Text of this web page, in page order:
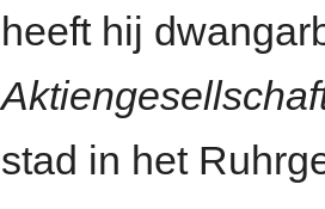
heeft hij
stad in het